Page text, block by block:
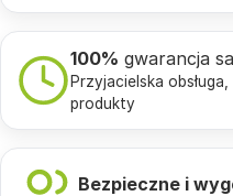
100% gwarancja
Przyjacielska
produkty
Bezpieczne i